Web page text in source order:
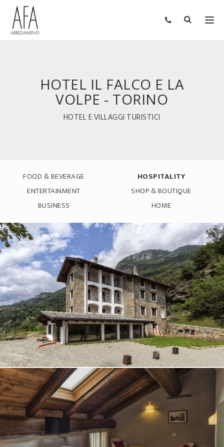
HOTEL IL FALCO E LA
VOLPE - TORINO
HOTEL E VILLAGGI TURISTICI
FOOD & BEVERAGE
HOSPITALITY
ENTERTAINMENT
SHOP & BOUTIQUE
BUSINESS
HOME